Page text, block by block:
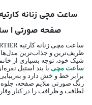
صفحه صورتی |
ظریف‌ترین و جذاب‌ترین
شیک خود، توجه بسیاری از
ساعت مچیبا بند استیل
برابر خط و خش دارد و
رنگ صورتی ملایم صفحه،
لطافت و ظرافت را در کنار